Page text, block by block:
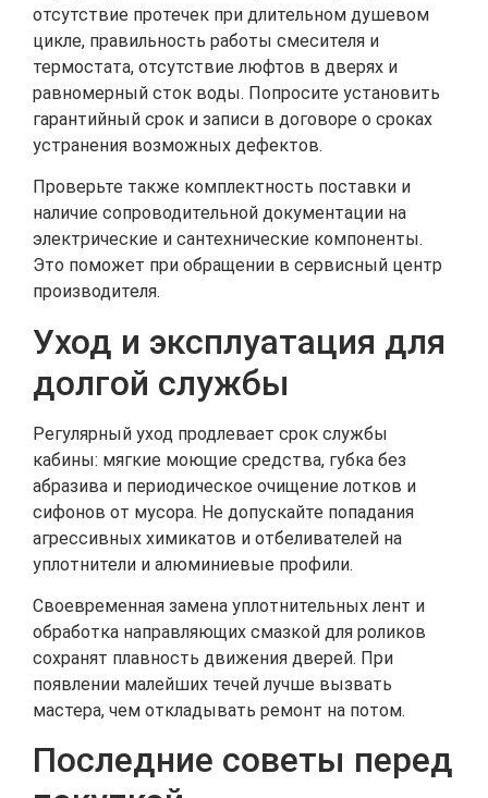
отсутствие протечек при длительном душевом
цикле, правильность работы смесителя и
термостата, отсутствие люфтов в дверях и
равномерный сток воды. Попросите установить
гарантийный срок и записи в договоре о сроках
устранения возможных дефектов.
Проверьте также комплектность поставки и
наличие сопроводительной документации на
электрические и сантехнические компоненты.
Это поможет при обращении в сервисный центр
производителя.
Уход и эксплуатация для
долгой службы
Регулярный уход продлевает срок службы
кабины: мягкие моющие средства, губка без
абразива и периодическое очищение лотков и
сифонов от мусора. Не допускайте попадания
агрессивных химикатов и отбеливателей на
уплотнители и алюминиевые профили.
Своевременная замена уплотнительных лент и
обработка направляющих смазкой для роликов
сохранят плавность движения дверей. При
появлении малейших течей лучше вызвать
мастера, чем откладывать ремонт на потом.
Последние советы перед